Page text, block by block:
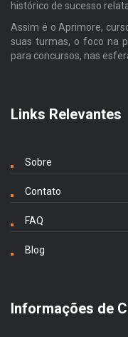
histórico de sucesso
Assim é o Aprimore,
suas turmas, o foco na
para concursos, nas
Links Relevantes
Sobre
Contato
FAQ
Blog
Informações de